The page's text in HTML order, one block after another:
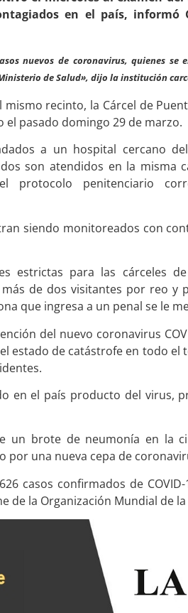
en el país, informó
nuevos de coronavirus, quienes se
de Salud», dijo la institución
recinto, la Cárcel de
pasado domingo 29 de marzo.
a un hospital cercano
son atendidos en la misma
protocolo penitenciario
siendo monitoreados con
estrictas para las cárceles
de dos visitantes por reo y
que ingresa a un penal se le
del nuevo coronavirus
estado de catástrofe en todo
en el país producto del virus,
un brote de neumonía en la
una nueva cepa de
casos confirmados de
la Organización Mundial de la